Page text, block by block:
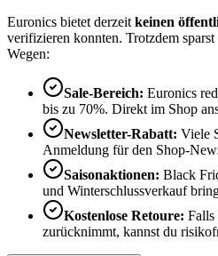
Euronics bietet derzeit keinen
verifizieren konnten. Trotzdem
Wegen:
Sale-Bereich: Euronics
bis zu 70%. Direkt im Shop
Newsletter-Rabatt: Viele
Anmeldung für den Shop-
Saisonaktionen: Black
und Winterschlussverkauf
Kostenlose Retoure: Falls
zurücknimmt, kannst du